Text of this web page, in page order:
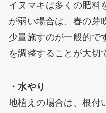
イヌマキは多くの肥料
が弱い場合は、春の芽
少量施すのが一般的で
を調整することが大切
・水やり
地植えの場合は、根付